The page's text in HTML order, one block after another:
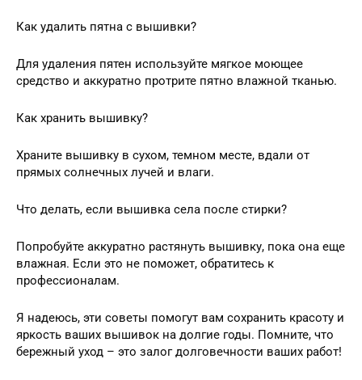
Как удалить пятна с вышивки?
Для удаления пятен используйте мягкое моющее
средство и аккуратно протрите пятно влажной тканью.
Как хранить вышивку?
Храните вышивку в сухом, темном месте, вдали от
прямых солнечных лучей и влаги.
Что делать, если вышивка села после стирки?
Попробуйте аккуратно растянуть вышивку, пока она еще
влажная. Если это не поможет, обратитесь к
профессионалам.
Я надеюсь, эти советы помогут вам сохранить красоту и
яркость ваших вышивок на долгие годы. Помните, что
бережный уход – это залог долговечности ваших работ!